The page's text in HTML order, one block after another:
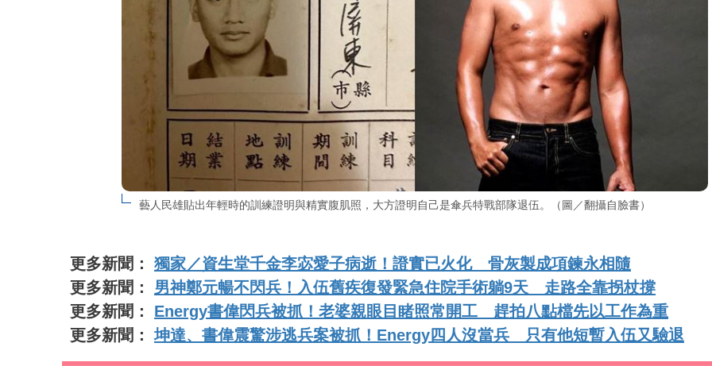
藝人民雄貼出年輕時的訓練證明與精實腹肌照，大方證明自己是傘兵特戰部隊退伍。（圖／翻攝自臉書）
更多新聞： 獨家／資生堂千金李宓愛子病逝！證實已火化 骨灰製成項鍊永相隨
更多新聞： 男神鄭元暢不閃兵！入伍舊疾復發緊急住院手術躺9天 走路全靠拐杖撐
更多新聞： Energy書偉閃兵被抓！老婆親眼目睹照常開工 趕拍八點檔先以工作為重
更多新聞：坤達、書偉震驚涉逃兵案被抓！Energy四人沒當兵 只有他短暫入伍又驗退